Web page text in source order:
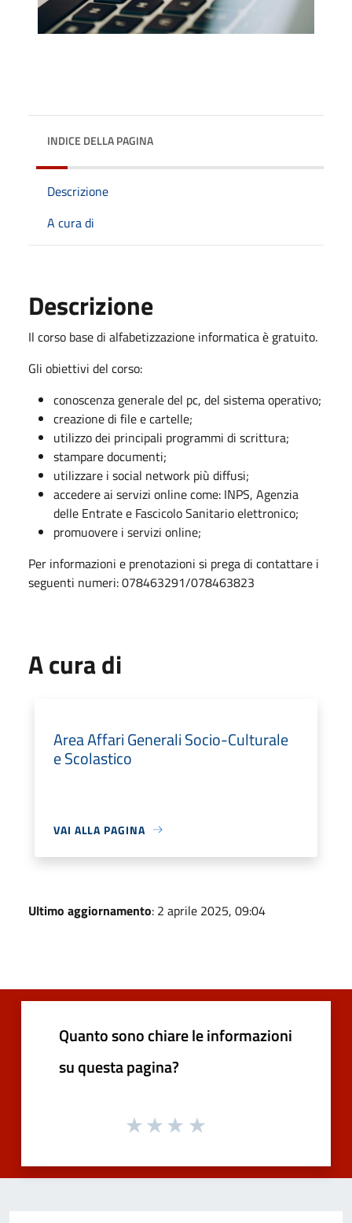
INDICE DELLA PAGINA
Descrizione
A cura di
Descrizione
Il corso base di alfabetizzazione informatica è gratuito.
Gli obiettivi del corso:
conoscenza generale del pc, del sistema operativo;
creazione di file e cartelle;
utilizzo dei principali programmi di scrittura;
stampare documenti;
utilizzare i social network più diffusi;
accedere ai servizi online come: INPS, Agenzia
delle Entrate e Fascicolo Sanitario elettronico;
promuovere i servizi online;
Per informazioni e prenotazioni si prega di contattare i
seguenti numeri: 078463291/078463823
A cura di
Area Affari Generali Socio-Culturale
e Scolastico
VAI ALLA PAGINA
Ultimo aggiornamento: 2 aprile 2025, 09:04
Quanto sono chiare le informazioni
su questa pagina?